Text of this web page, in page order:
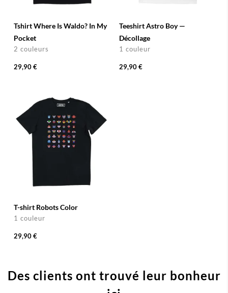
Tshirt Where Is Waldo? In My
Pocket
2 couleurs
29,90 €
Teeshirt Astro Boy —
Décollage
1 couleur
29,90 €
T-shirt Robots Color
1 couleur
29,90 €
Des clients ont trouvé leur bonheur